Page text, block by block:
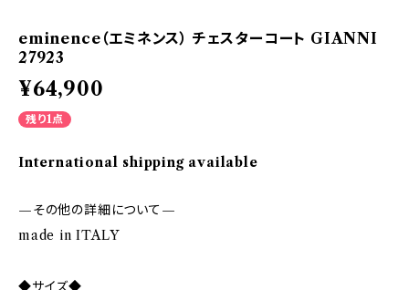
eminence（エミネンス） チェスターコート GIANNI
27923
¥64,900
残り1点
International shipping available
—その他の詳細について—
made in ITALY
◆サイズ◆